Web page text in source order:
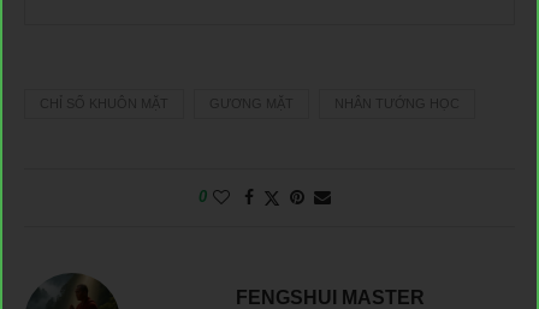
CHỈ SỐ KHUÔN MẶT GƯƠNG MẶT NHÂN TƯỚNG HỌC
0
FENGSHUI MASTER